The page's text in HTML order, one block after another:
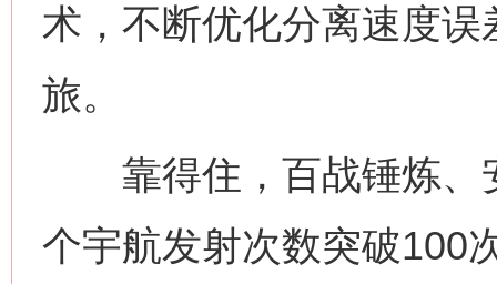
术，不断优化分离速度
旅。
靠得住，百战锤炼、
个宇航发射次数突破100